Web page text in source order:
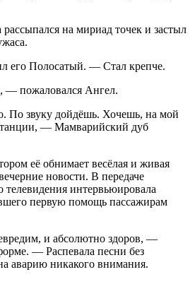
рассыпался на мириад точек и застыл
Полосатый. — Стал крепче.
пожаловался Ангел.
По звуку дойдёшь. Хочешь, на мой
— Мамварийский дуб
её обнимает весёлая и живая
новости. В передаче
телевидения интервьюировала
первую помощь пассажирам
и абсолютно здоров, —
— Распевала песни без
аварию никакого внимания.